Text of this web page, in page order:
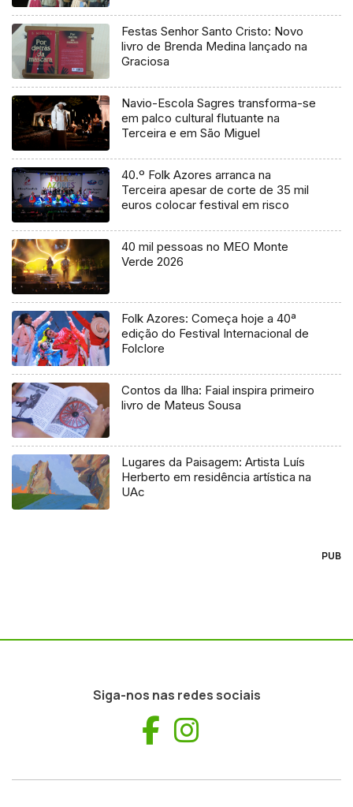
Festas Senhor Santo Cristo: Novo
livro de Brenda Medina lançado na
Graciosa
Navio-Escola Sagres transforma-se
em palco cultural flutuante na
Terceira e em São Miguel
40.º Folk Azores arranca na
Terceira apesar de corte de 35 mil
euros colocar festival em risco
40 mil pessoas no MEO Monte
Verde 2026
Folk Azores: Começa hoje a 40ª
edição do Festival Internacional de
Folclore
Contos da Ilha: Faial inspira primeiro
livro de Mateus Sousa
Lugares da Paisagem: Artista Luís
Herberto em residência artística na
UAc
PUB
Siga-nos nas redes sociais
Facebook